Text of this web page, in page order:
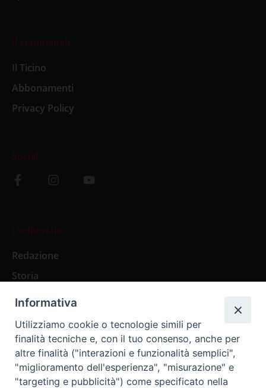
Il settimanale
Il Ticino
Abbonamenti
Privacy Policy
Social
L’editoriale
Redazione
Storia
Abbonamenti
Abbonamento Annuale Digitale
Abbonamento Annuale Cartaceo
Informativa
Utilizziamo cookie o tecnologie simili per
finalità tecniche e, con il tuo consenso, anche per
altre finalità ("interazioni e funzionalità semplici",
"miglioramento dell'esperienza", "misurazione" e
"targeting e pubblicità") come specificato nella